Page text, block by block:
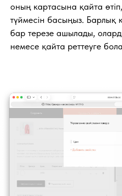
оның картасына қайта
түймесін басыңыз. Барлық
бар терезе ашылады,
немесе қайта реттеуге